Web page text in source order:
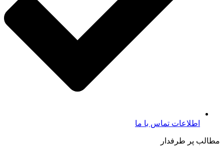
اطلاعات تماس با ما​
مطالب پر طرفدار